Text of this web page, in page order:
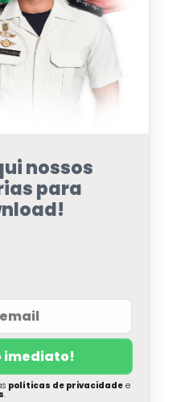
nossos
para
políticas de privacidadee
.